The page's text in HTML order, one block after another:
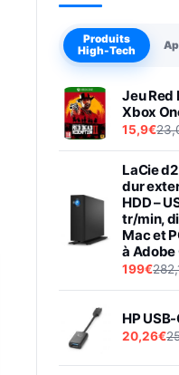
Produits
High-Tech
Jeu Red
Xbox
15,9€
LaCie
dur
HDD –
tr/min,
Mac et
à
199€
HP
20,26€